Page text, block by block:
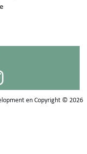
en Copyright © 2026